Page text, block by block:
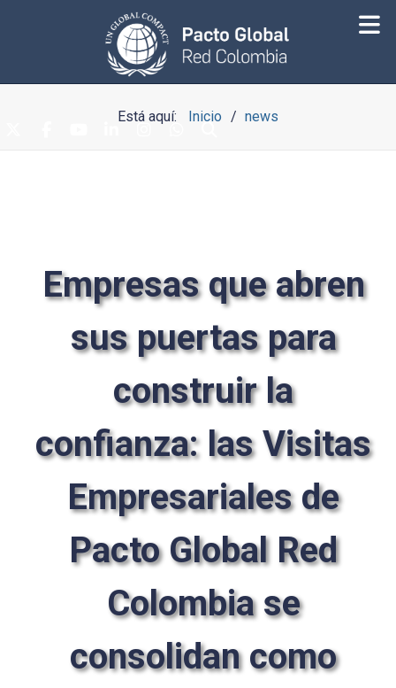
Está aquí: Inicio news
Empresas que abren
sus puertas para
construir la
confianza: las Visitas
Empresariales de
Pacto Global Red
Colombia se
consolidan como